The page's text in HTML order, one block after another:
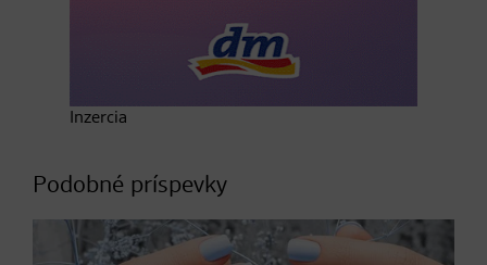
Inzercia
Podobné príspevky